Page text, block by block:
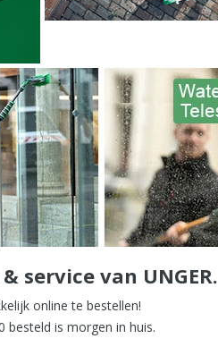
service van UNGER.
online te bestellen!
is morgen in huis.